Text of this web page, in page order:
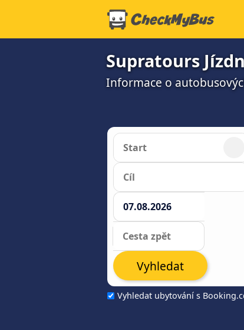
Supratours
Informace o
Vyhledat ubytování s
Vyhledat